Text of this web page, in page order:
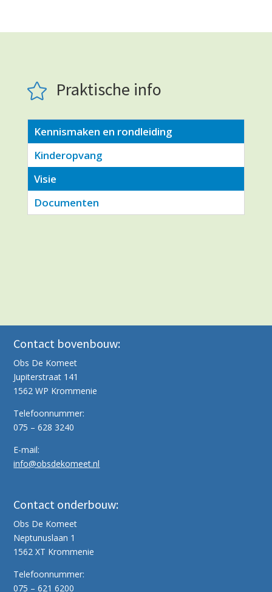
 Praktische info
Kennismaken en rondleiding
Kinderopvang
Visie
Documenten
Contact bovenbouw:
Obs De Komeet
Jupiterstraat 141
1562 WP Krommenie
Telefoonnummer:
075 – 628 3240
E-mail:
info@obsdekomeet.nl
Contact onderbouw:
Obs De Komeet
Neptunuslaan 1
1562 XT Krommenie
Telefoonnummer:
075 – 621 6200